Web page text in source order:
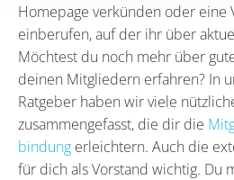
Homepage verkünden oder eine
einberufen, auf der ihr über
Möchtest du noch mehr über
deinen Mitgliedern erfahren? In
Ratgeber haben wir viele
zusammengefasst, die dir die
bindung erleichtern. Auch die
für dich als Vorstand wichtig. Du